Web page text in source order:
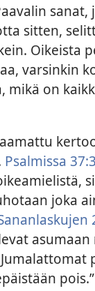
sitten,
Oikeista
varsinkin
mikä on
Psalmissa
joka
pois.”